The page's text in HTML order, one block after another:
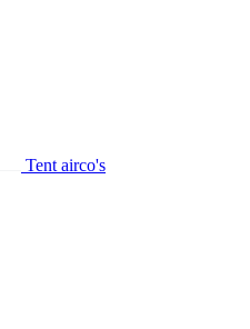
Tent airco's